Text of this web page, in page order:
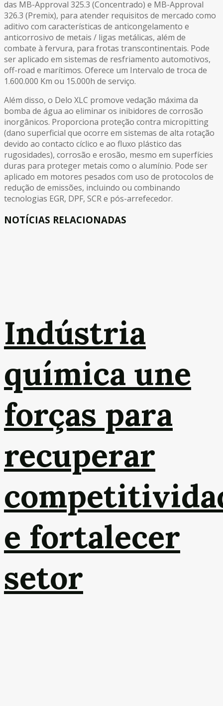
das MB-Approval 325.3 (Concentrado) e MB-Approval
326.3 (Premix), para atender requisitos de mercado como
aditivo com características de anticongelamento e
anticorrosivo de metais / ligas metálicas, além de
combate à fervura, para frotas transcontinentais. Pode
ser aplicado em sistemas de resfriamento automotivos,
off-road e marítimos. Oferece um Intervalo de troca de
1.600.000 Km ou 15.000h de serviço.
Além disso, o Delo XLC promove vedação máxima da
bomba de água ao eliminar os inibidores de corrosão
inorgânicos. Proporciona proteção contra micropitting
(dano superficial que ocorre em sistemas de alta rotação
devido ao contacto cíclico e ao fluxo plástico das
rugosidades), corrosão e erosão, mesmo em superfícies
duras para proteger metais como o alumínio. Pode ser
aplicado em motores pesados com uso de protocolos de
redução de emissões, incluindo ou combinando
tecnologias EGR, DPF, SCR e pós-arrefecedor.
NOTÍCIAS RELACIONADAS
Indústria
química une
forças para
recuperar
e fortalecer
setor